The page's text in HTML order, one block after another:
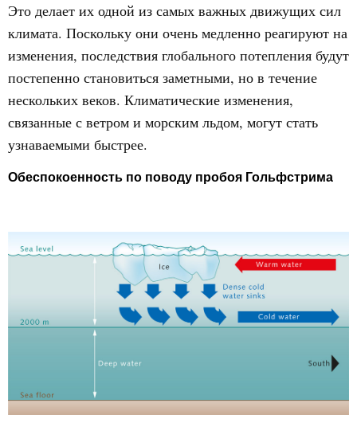
Это делает их одной из самых важных движущих сил
климата. Поскольку они очень медленно реагируют на
изменения, последствия глобального потепления будут
постепенно становиться заметными, но в течение
нескольких веков. Климатические изменения,
связанные с ветром и морским льдом, могут стать
узнаваемыми быстрее.
Обеспокоенность по поводу пробоя Гольфстрима